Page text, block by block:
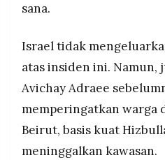
sana.
Israel tidak
atas insiden ini.
Avichay Adraee
memperingatkan warga
Beirut, basis kuat
meninggalkan kawasan.